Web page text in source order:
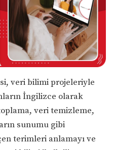
veri bilimi projeleriyle
İngilizce olarak
veri temizleme,
sunumu gibi
terimleri anlamayı ve